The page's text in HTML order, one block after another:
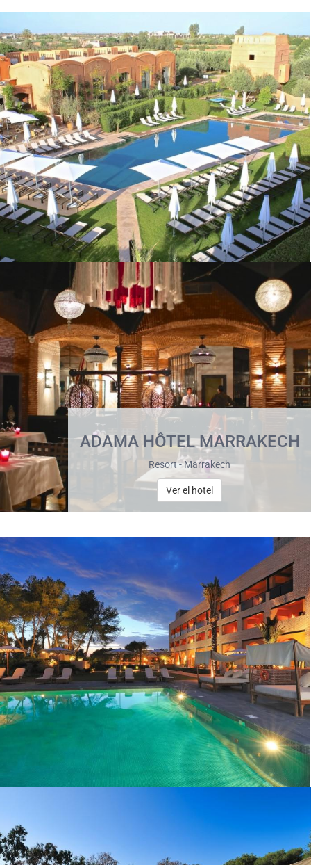
ADAMA HÔTEL MARRAKECH
Resort - Marrakech
Ver el hotel